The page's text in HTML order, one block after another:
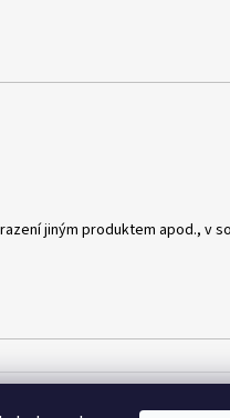
jiným produktem apod., v